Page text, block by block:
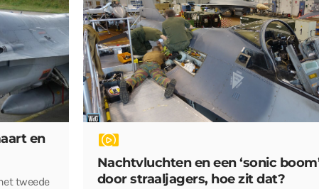
en
tweede
Nachtvluchten en een ‘sonic
door straaljagers, hoe zit dat?